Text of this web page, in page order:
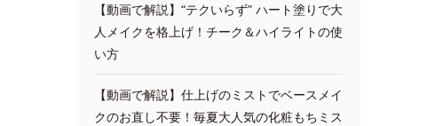
【動画で解説】“テクいらず” ハート塗りで大
人メイクを格上げ！チーク＆ハイライトの使
い方
【動画で解説】仕上げのミストでベースメイ
クのお直し不要！毎夏大人気の化粧もちミス